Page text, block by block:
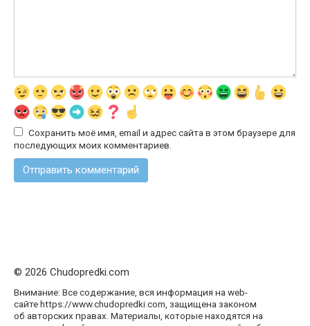
Сохранить моё имя, email и адрес сайта в этом браузере для
последующих моих комментариев.
© 2026 Chudopredki.com
Внимание: Все содержание, вся информация на web-
сайте https://www.chudopredki.com, защищена законом
об авторских правах. Материалы, которые находятся на